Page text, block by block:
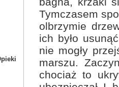
Tymczasem
olbrzymie
ich było
nie mogły
marszu.
chociaż to